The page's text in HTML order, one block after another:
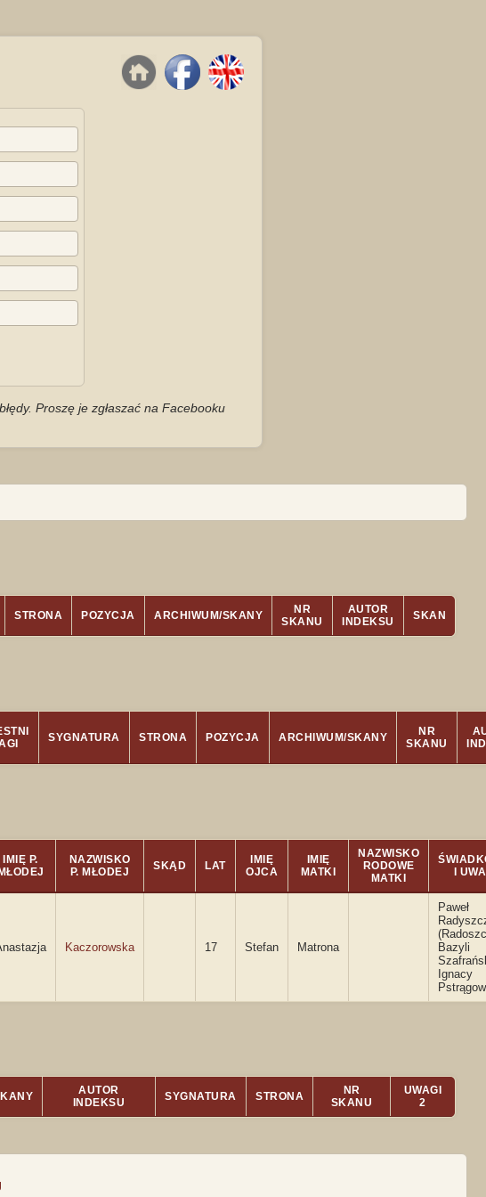
Proszę je zgłaszać na Facebooku
STRONA POZYCJA ARCHIWUM/SKANY
NR
SKANU
AUTOR
INDEKSU
SKAN
SYGNATURA STRONA POZYCJA ARCHIWUM/SKANY
NR
SKANU
IMIĘ P.
MŁODEJ
NAZWISKO
P. MŁODEJ
SKĄD LAT
IMIĘ
OJCA
IMIĘ
MATKI
NAZWISKO
RODOWE
MATKI
I
Kaczorowska 17 Stefan Matrona
Paweł
Bazyli
Ignacy
AUTOR
INDEKSU
SYGNATURA STRONA
NR
SKANU
UWAGI
2